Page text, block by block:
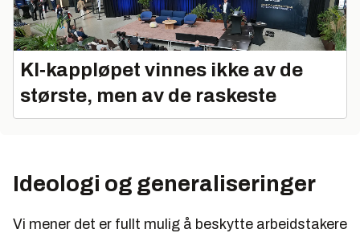
KI‑kappløpet vinnes ikke av de
største, men av de raskeste
Ideologi og generaliseringer
Vi mener det er fullt mulig å beskytte arbeidstakere